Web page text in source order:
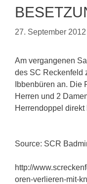
27. September 2012
Am vergangenen
des SC Reckenfeld
Ibbenbüren an. Die
Herren und 2
Herrendoppel
Source: SCR
http://
oren-verlieren-mit-